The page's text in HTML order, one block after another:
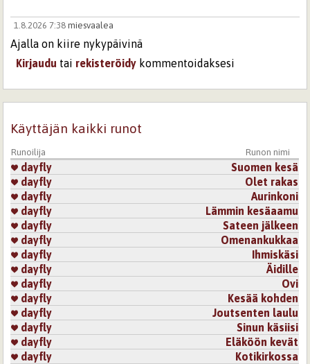
1.8.2026 7:38 miesvaalea
Ajalla on kiire nykypäivinä
Kirjaudu tai rekisteröidy kommentoidaksesi
Käyttäjän kaikki runot
Runoilija Runon nimi
dayfly
Suomen kesä
dayfly
Olet rakas
dayfly
Aurinkoni
dayfly
Lämmin kesäaamu
dayfly
Sateen jälkeen
dayfly
Omenankukkaa
dayfly
Ihmiskäsi
dayfly
Äidille
dayfly
Ovi
dayfly
Kesää kohden
dayfly
Joutsenten laulu
dayfly
Sinun käsiisi
dayfly
Eläköön kevät
dayfly
Kotikirkossa